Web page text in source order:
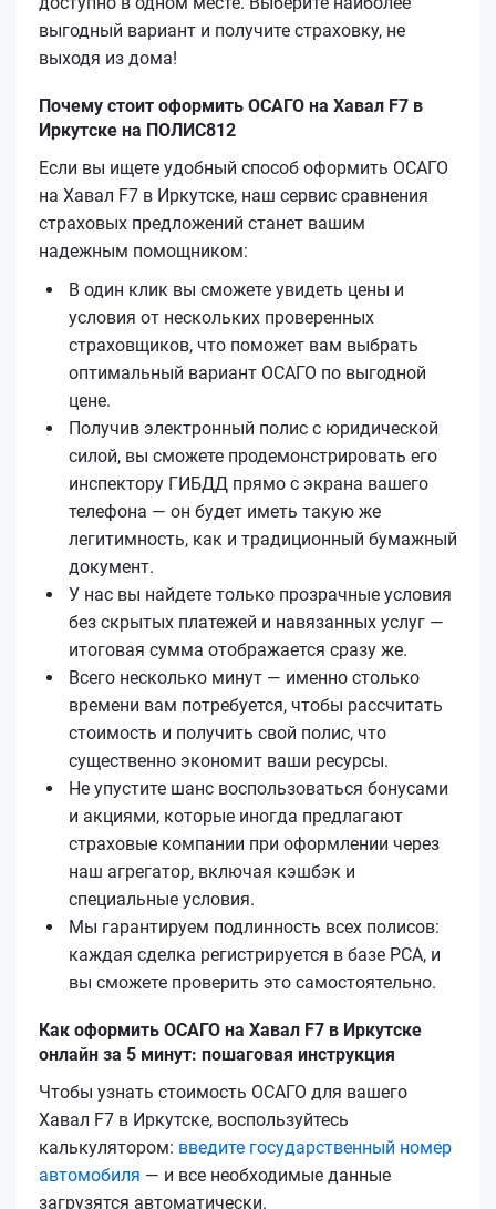
выгодный вариант и получите страховку, не
выходя из дома!
Почему стоит оформить ОСАГО на Хавал F7 в
Иркутске на ПОЛИС812
Если вы ищете удобный способ оформить ОСАГО
на Хавал F7 в Иркутске, наш сервис сравнения
страховых предложений станет вашим
надежным помощником:
В один клик вы сможете увидеть цены и
условия от нескольких проверенных
страховщиков, что поможет вам выбрать
оптимальный вариант ОСАГО по выгодной
цене.
Получив электронный полис с юридической
силой, вы сможете продемонстрировать его
инспектору ГИБДД прямо с экрана вашего
телефона — он будет иметь такую же
легитимность, как и традиционный бумажный
документ.
У нас вы найдете только прозрачные условия
без скрытых платежей и навязанных услуг —
итоговая сумма отображается сразу же.
Всего несколько минут — именно столько
времени вам потребуется, чтобы рассчитать
стоимость и получить свой полис, что
существенно экономит ваши ресурсы.
Не упустите шанс воспользоваться бонусами
и акциями, которые иногда предлагают
страховые компании при оформлении через
наш агрегатор, включая кэшбэк и
специальные условия.
Мы гарантируем подлинность всех полисов:
каждая сделка регистрируется в базе РСА, и
вы сможете проверить это самостоятельно.
Как оформить ОСАГО на Хавал F7 в Иркутске
онлайн за 5 минут: пошаговая инструкция
Чтобы узнать стоимость ОСАГО для вашего
Хавал F7 в Иркутске, воспользуйтесь
калькулятором: введите государственный номер
автомобиля — и все необходимые данные
загрузятся автоматически.